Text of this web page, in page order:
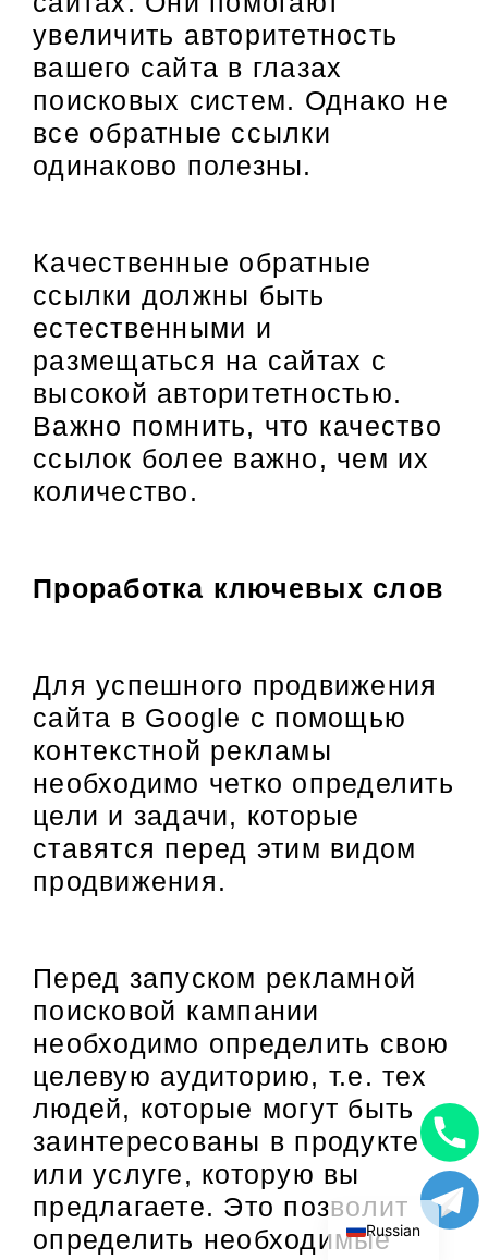
увеличить авторитетность
вашего сайта в глазах
поисковых систем. Однако не
все обратные ссылки
одинаково полезны.
Качественные обратные
ссылки должны быть
естественными и
размещаться на сайтах с
высокой авторитетностью.
Важно помнить, что качество
ссылок более важно, чем их
количество.
Проработка ключевых слов
Для успешного продвижения
сайта в Google с помощью
контекстной рекламы
необходимо четко определить
цели и задачи, которые
ставятся перед этим видом
продвижения.
Перед запуском рекламной
поисковой кампании
необходимо определить свою
целевую аудиторию, т.е. тех
людей, которые могут быть
заинтересованы в продукте
или услуге, которую вы
предлагаете. Это позволит
определить необходимыеRussian
Uzbek